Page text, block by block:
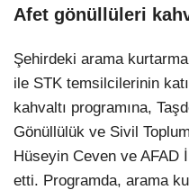
Afet gönüllüleri
Şehirdeki arama
ile STK temsilcilerinin
kahvaltı programına,
Gönüllülük ve Sivil
Hüseyin Ceven ve AFAD
etti. Programda, arama